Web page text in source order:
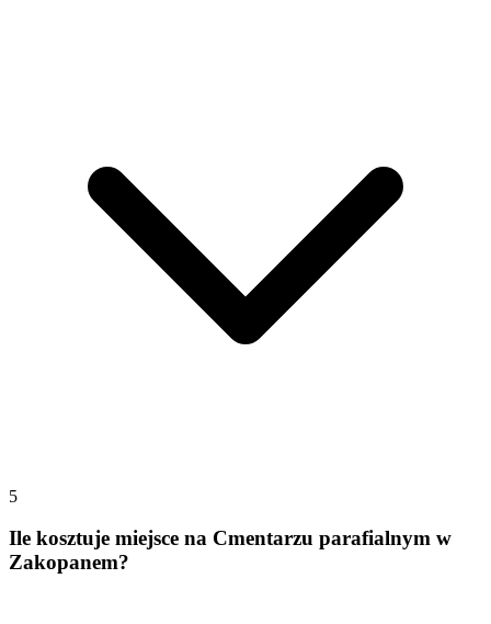
5
Ile kosztuje miejsce na Cmentarzu parafialnym w
Zakopanem?